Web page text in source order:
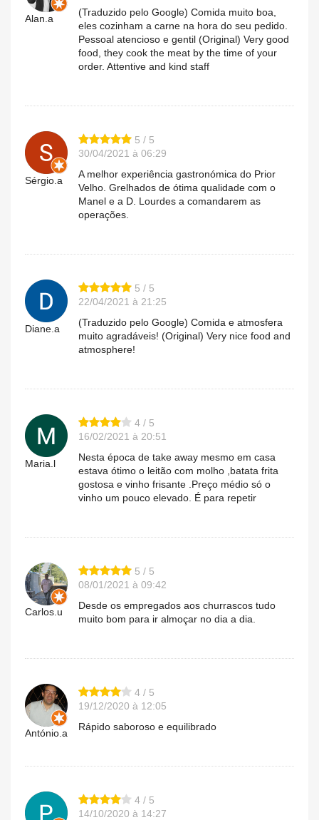
Alan.a
(Traduzido pelo Google) Comida muito boa,
eles cozinham a carne na hora do seu pedido.
Pessoal atencioso e gentil (Original) Very good
food, they cook the meat by the time of your
order. Attentive and kind staff
Sérgio.a
5 / 5
30/04/2021 à 06:29
A melhor experiência gastronómica do Prior
Velho. Grelhados de ótima qualidade com o
Manel e a D. Lourdes a comandarem as
operações.
Diane.a
5 / 5
22/04/2021 à 21:25
(Traduzido pelo Google) Comida e atmosfera
muito agradáveis! (Original) Very nice food and
atmosphere!
Maria.l
4 / 5
16/02/2021 à 20:51
Nesta época de take away mesmo em casa
estava ótimo o leitão com molho ,batata frita
gostosa e vinho frisante .Preço médio só o
vinho um pouco elevado. É para repetir
Carlos.u
5 / 5
08/01/2021 à 09:42
Desde os empregados aos churrascos tudo
muito bom para ir almoçar no dia a dia.
António.a
4 / 5
19/12/2020 à 12:05
Rápido saboroso e equilibrado
4 / 5
14/10/2020 à 14:27